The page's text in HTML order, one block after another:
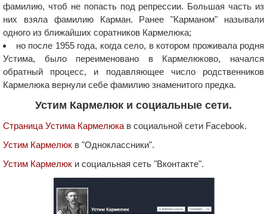
фамилию, чтоб не попасть под репрессии. Большая часть из
них взяла фамилию Карман. Ранее "Карманом" называли
одного из ближайших соратников Кармелюка;
но после 1955 года, когда село, в котором проживала родня
Устима, было переименовано в Кармелюково, начался
обратный процесс, и подавляющее число родственников
Кармелюка вернули себе фамилию знаменитого предка.
Устим Кармелюк и социальные сети.
Страница Устима Кармелюка в социальной сети Facebook.
Устим Кармелюк в "Одноклассники".
Устим Кармелюк и социальная сеть "Вконтакте".